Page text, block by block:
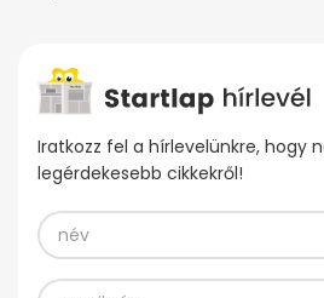
Iratkozz fel a hírlevelünkre, hogy
legérdekesebb cikkekről!